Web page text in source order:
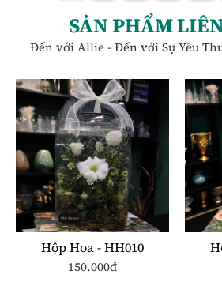
SẢN PHẨM
Đến với Allie - Đến với Sự Yêu
Hộp Hoa - HH010
150.000đ